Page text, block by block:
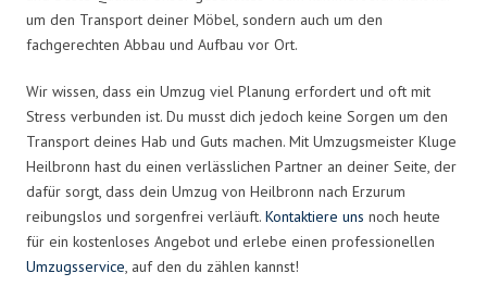
um den Transport deiner Möbel, sondern auch um den
fachgerechten Abbau und Aufbau vor Ort.
Wir wissen, dass ein Umzug viel Planung erfordert und oft mit
Stress verbunden ist. Du musst dich jedoch keine Sorgen um den
Transport deines Hab und Guts machen. Mit Umzugsmeister Kluge
Heilbronn hast du einen verlässlichen Partner an deiner Seite, der
dafür sorgt, dass dein Umzug von Heilbronn nach Erzurum
reibungslos und sorgenfrei verläuft. Kontaktiere uns noch heute
für ein kostenloses Angebot und erlebe einen professionellen
Umzugsservice, auf den du zählen kannst!